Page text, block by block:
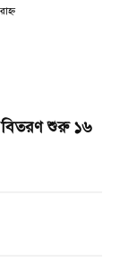
বিতরণ শুরু ১৬